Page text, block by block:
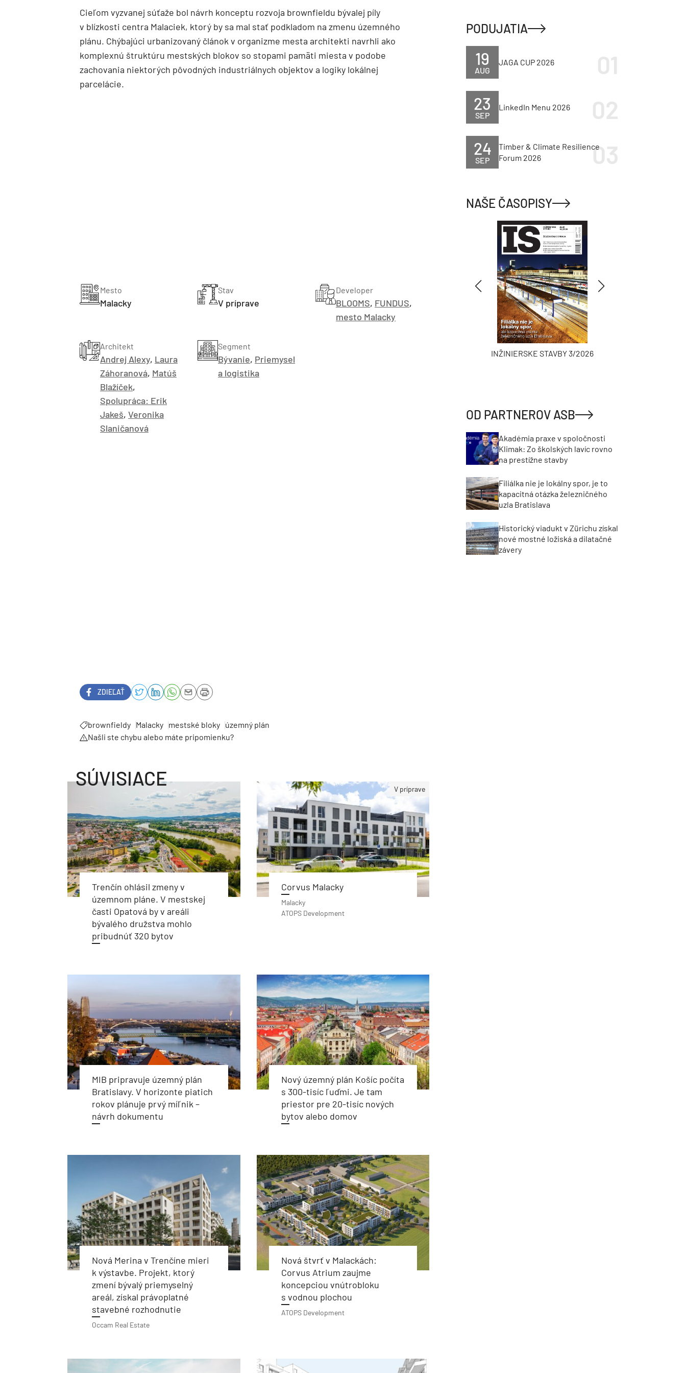
Cieľom vyzvanej súťaže bol návrh konceptu rozvoja brownfieldu bývalej píly
v blízkosti centra Malaciek, ktorý by sa mal stať podkladom na zmenu územného
plánu. Chýbajúci urbanizovaný článok v organizme mesta architekti navrhli ako
komplexnú štruktúru mestských blokov so stopami pamäti miesta v podobe
zachovania niektorých pôvodných industriálnych objektov a logiky lokálnej
parcelácie.
Mesto
Malacky
Stav
V príprave
Developer
BLOOMS, FUNDUS,
mesto Malacky
Architekt
Andrej Alexy, Laura
Záhoranová, Matúš
Blažíček,
Spolupráca: Erik
Jakeš, Veronika
Slaničanová
Segment
Bývanie, Priemysel
a logistika
ZDIEĽAŤ
brownfieldy Malacky mestské bloky územný plán
Našli ste chybu alebo máte pripomienku?
SÚVISIACE
Trenčín ohlásil zmeny v
územnom pláne. V mestskej
časti Opatová by v areáli
bývalého družstva mohlo
pribudnúť 320 bytov
V príprave
Corvus Malacky
Malacky
ATOPS Development
MIB pripravuje územný plán
Bratislavy. V horizonte piatich
rokov plánuje prvý míľnik –
návrh dokumentu
Nový územný plán Košíc počíta
s 300-tisíc ľuďmi. Je tam
priestor pre 20-tisíc nových
bytov alebo domov
Nová Merina v Trenčíne mieri
k výstavbe. Projekt, ktorý
zmení bývalý priemyselný
areál, získal právoplatné
stavebné rozhodnutie
Occam Real Estate
Nová štvrť v Malackách:
Corvus Atrium zaujme
koncepciou vnútrobloku
s vodnou plochou
ATOPS Development
PODUJATIA
AUG
19 JAGA CUP 2026
SEP
23 LinkedIn Menu 2026
SEP
24
Timber & Climate Resilience
Forum 2026
NAŠE ČASOPISY
INŽINIERSKE STAVBY 3/2026
OD PARTNEROV ASB
Akadémia praxe v spoločnosti
Klimak: Zo školských lavíc rovno
na prestížne stavby
Filiálka nie je lokálny spor, je to
kapacitná otázka železničného
uzla Bratislava
Historický viadukt v Zürichu získal
nové mostné ložiská a dilatačné
závery